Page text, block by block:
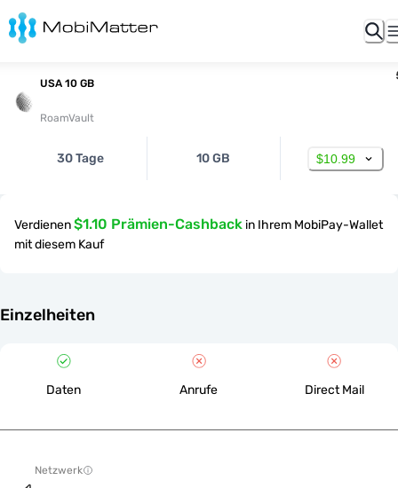
USA 10 GB
RoamVault
30 Tage 10 GB $10.99
Verdienen$1.10 Prämien-Cashback in Ihrem MobiPay-Wallet
mit diesem Kauf
Einzelheiten
Daten Anrufe Direct Mail
Netzwerk